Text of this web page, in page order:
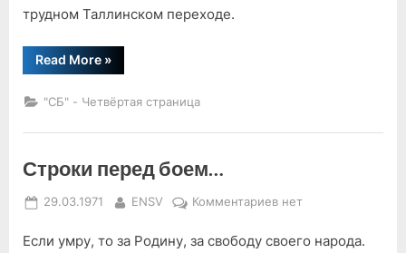
трудном Таллинском переходе.
Read More“Из
почты
«Десант»”
»
"СБ" - Четвёртая страница
Строки перед боем…
Posted
29.03.1971 By
ENSV Комментариевк
Строки
нет
Если умру, то за Родину, за свободу своего народа.